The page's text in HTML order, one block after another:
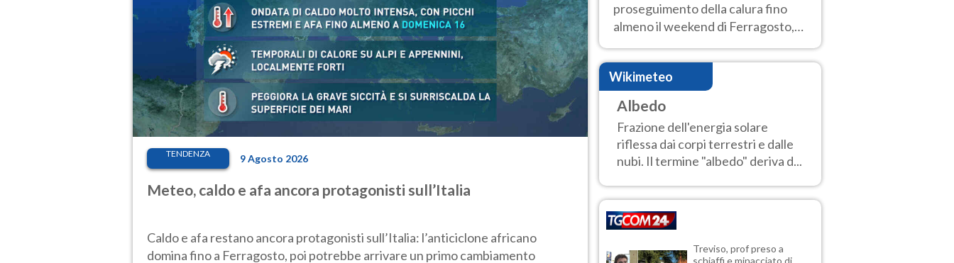
TENDENZA 9 Agosto 2026
Meteo, caldo e afa ancora protagonisti sull’Italia
Caldo e afa restano ancora protagonisti sull’Italia: l’anticiclone africano
domina fino a Ferragosto, poi potrebbe arrivare un primo cambiamento
proseguimento della calura fino
almeno il weekend di Ferragosto,
con tendenza a una nuova
intensificazione prossima
settimana
Wikimeteo
Albedo
Frazione dell'energia solare
riflessa dai corpi terrestri e dalle
nubi. Il termine "albedo" deriva d...
Treviso, prof preso a
schiaffi e minacciato di